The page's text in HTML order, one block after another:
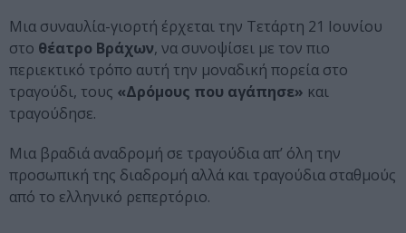
Μια συναυλία-γιορτή έρχεται την Τετάρτη 21 Ιουνίου
στο θέατρο Βράχων, να συνοψίσει με τον πιο
περιεκτικό τρόπο αυτή την μοναδική πορεία στο
τραγούδι, τους «Δρόμους που αγάπησε» και
τραγούδησε.
Μια βραδιά αναδρομή σε τραγούδια απ’ όλη την
προσωπική της διαδρομή αλλά και τραγούδια σταθμούς
από το ελληνικό ρεπερτόριο.